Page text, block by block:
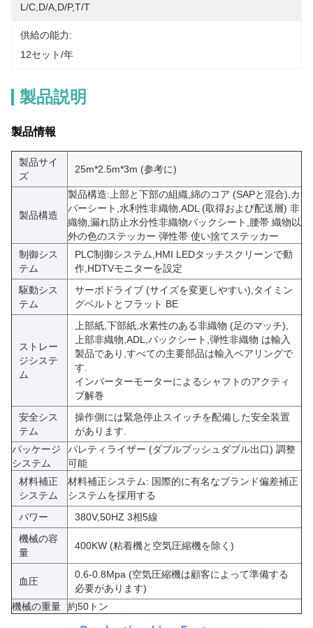
L/C,D/A,D/P,T/T
供給の能力:
12セット/年
製品説明
製品情報
製品サイ
ズ
25m*2.5m*3m (参考に)
製品構造
製品構造:上部と下部の組織,綿のコア (SAPと混合),カ
バーシート,水利性非織物,ADL (取得および配送層) 非
織物,漏れ防止水分性非織物バックシート,腰帯 織物以
外の色のステッカー 弾性帯 使い捨てステッカー
制御シス
テム
PLC制御システム,HMI LEDタッチスクリーンで動
作,HDTVモニターを設定
駆動シス
テム
サーボドライブ (サイズを変更しやすい),タイミン
グベルトとフラット BE
ストレー
ジシステ
ム
上部紙,下部紙,水素性のある非織物 (足のマッチ),
上部非織物,ADL,バックシート,弾性非織物 は輸入
製品であり,すべての主要部品は輸入ベアリングで
す.
インバーターモーターによるシャフトのアクティ
ブ解巻
安全シス
テム
操作側には緊急停止スイッチを配備した安全装置
があります.
パッケージ
システム
パレティライザー (ダブルプッシュダブル出口) 調整
可能
材料補正
システム
材料補正システム: 国際的に有名なブランド偏差補正
システムを採用する
パワー
380V,50HZ 3相5線
機械の容
量
400KW (粘着機と空気圧縮機を除く)
血圧
0.6-0.8Mpa (空気圧縮機は顧客によって準備する
必要があります)
機械の重量
約50トン